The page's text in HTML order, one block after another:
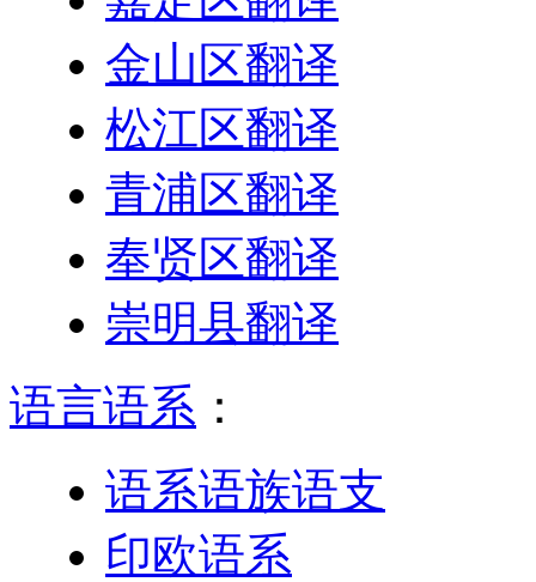
金山区翻译
松江区翻译
青浦区翻译
奉贤区翻译
崇明县翻译
语言语系 ：
语系语族语支
印欧语系